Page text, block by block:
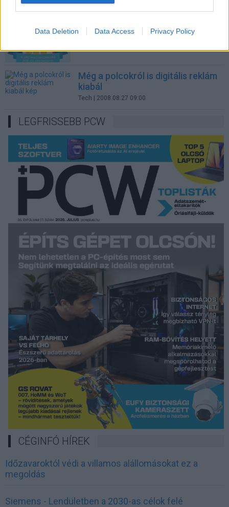
Data Deletion Data Access Privacy Policy
Jó hírek a UPC Magyarországtól
Még a polcokról is digitális reklám
kiabál
Tech | 2008.08.27 09:00
LEGFRISSEBB PCW
CÉGINFÓ HÍREK
Időzavaroktól védi a villamos alállomásokat ez a
megoldás
Siemens - Lendületben a 2030-as célok felé